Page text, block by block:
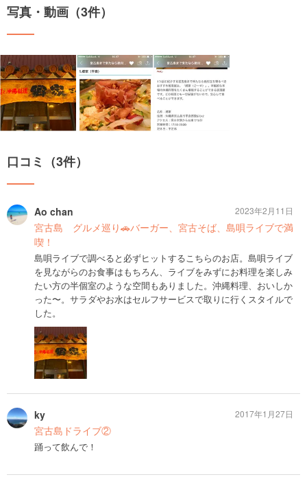
写真・動画（3件）
口コミ（3件）
Ao chan
宮古島 グルメ巡り🚗バーガー、宮古そば、島唄ライブで満
喫！
島唄ライブで調べると必ずヒットするこちらのお店。島唄ライブ
を見ながらのお食事はもちろん、ライブをみずにお料理を楽しみ
たい方の半個室のような空間もありました。沖縄料理、おいしか
った〜。サラダやお水はセルフサービスで取りに行くスタイルで
した。
2023年2月11日
ky
宮古島ドライブ②
踊って飲んで！
2017年1月27日